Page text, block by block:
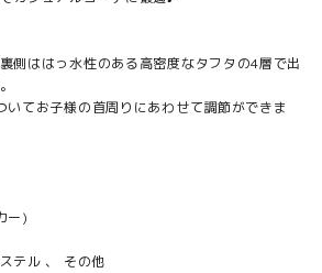
側ははっ水性のある高密度なタフタの4層で出
いてお子様の首周りにあわせて調節ができま
ー)
テル 、 その他